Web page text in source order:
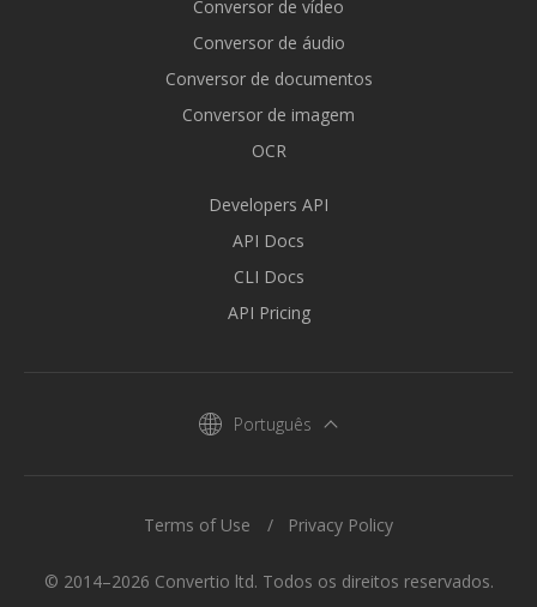
Conversor de vídeo
Conversor de áudio
Conversor de documentos
Conversor de imagem
OCR
Developers API
API Docs
CLI Docs
API Pricing
Português
© 2014–2026 Convertio ltd. Todos os direitos reservados.
Terms of Use Privacy Policy